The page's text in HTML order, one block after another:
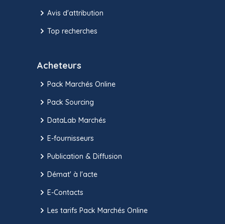
Avis d'attribution
Top recherches
Acheteurs
Pack Marchés Online
Pack Sourcing
DataLab Marchés
E-fournisseurs
Publication & Diffusion
Démat' à l'acte
E-Contacts
Les tarifs Pack Marchés Online